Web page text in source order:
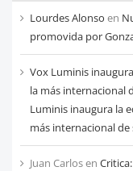
cada
mes
Lourdes Alonso en
promovida por
Vox Luminis
la más internacional
Luminis inaugura la
más internacional
Juan Carlosen